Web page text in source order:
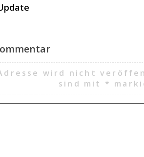
wird nicht
sind mit *